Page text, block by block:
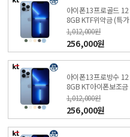
아이폰13프로골드 12
8GB KTF위약금 (특가
폰 신청) 온라인KT직영
점
1,012,000원
256,000원
아이폰13프로방수 12
8GB KT아이폰보조금
(특가폰 신청) 온라인 K
T직영점
1,012,000원
256,000원